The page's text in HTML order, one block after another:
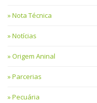
Nota Técnica
Notícias
Origem Aninal
Parcerias
Pecuária